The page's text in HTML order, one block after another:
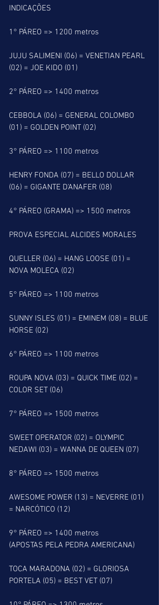
INDICAÇÕES
1° PÁREO => 1200 metros
JUJU SALIMENI (06) = VENETIAN PEARL
(02) = JOE KIDO (01)
2° PÁREO => 1400 metros
CEBBOLA (06) = GENERAL COLOMBO
(01) = GOLDEN POINT (02)
3° PÁREO => 1100 metros
HENRY FONDA (07) = BELLO DOLLAR
(06) = GIGANTE D'ANAFER (08)
4° PÁREO (GRAMA) => 1500 metros
PROVA ESPECIAL ALCIDES MORALES
QUELLER (06) = HANG LOOSE (01) =
NOVA MOLECA (02)
5° PÁREO => 1100 metros
SUNNY ISLES (01) = EMINEM (08) = BLUE
HORSE (02)
6° PÁREO => 1100 metros
ROUPA NOVA (03) = QUICK TIME (02) =
COLOR SET (06)
7° PÁREO => 1500 metros
SWEET OPERATOR (02) = OLYMPIC
NEDAWI (03) = WANNA DE QUEEN (07)
8° PÁREO => 1500 metros
AWESOME POWER (13) = NEVERRE (01)
= NARCÓTICO (12)
9° PÁREO => 1400 metros
(APOSTAS PELA PEDRA AMERICANA)
TOCA MARADONA (02) = GLORIOSA
PORTELA (05) = BEST VET (07)